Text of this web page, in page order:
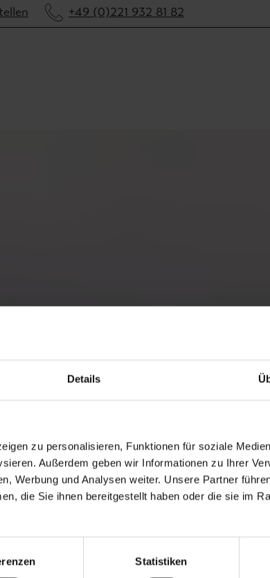
Details
zu personalisieren, Funktionen für soziale
Außerdem geben wir Informationen zu Ihrer
Werbung und Analysen weiter. Unsere Partner
die Sie ihnen bereitgestellt haben oder die sie im
Statistiken
+49 (0)221 932 81 82